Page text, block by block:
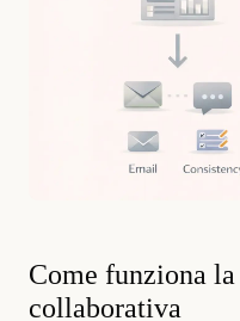
Come funziona
collaborativa